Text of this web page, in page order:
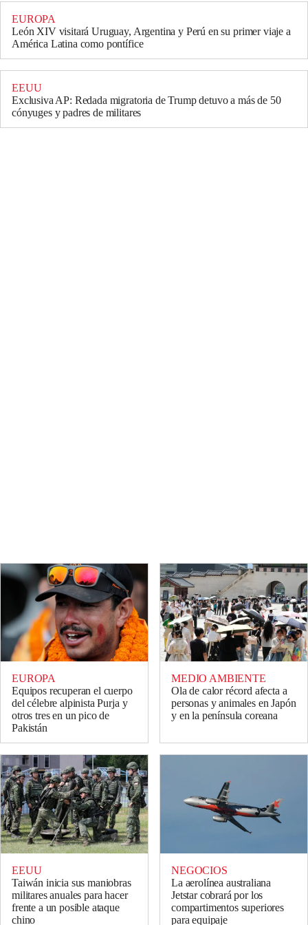
EUROPA
León XIV visitará Uruguay, Argentina y Perú en su primer viaje a
América Latina como pontífice
EEUU
Exclusiva AP: Redada migratoria de Trump detuvo a más de 50
cónyuges y padres de militares
EUROPA
Equipos recuperan el cuerpo
del célebre alpinista Purja y
otros tres en un pico de
Pakistán
MEDIO AMBIENTE
Ola de calor récord afecta a
personas y animales en Japón
y en la península coreana
EEUU
Taiwán inicia sus maniobras
militares anuales para hacer
frente a un posible ataque
chino
NEGOCIOS
La aerolínea australiana
Jetstar cobrará por los
compartimentos superiores
para equipaje